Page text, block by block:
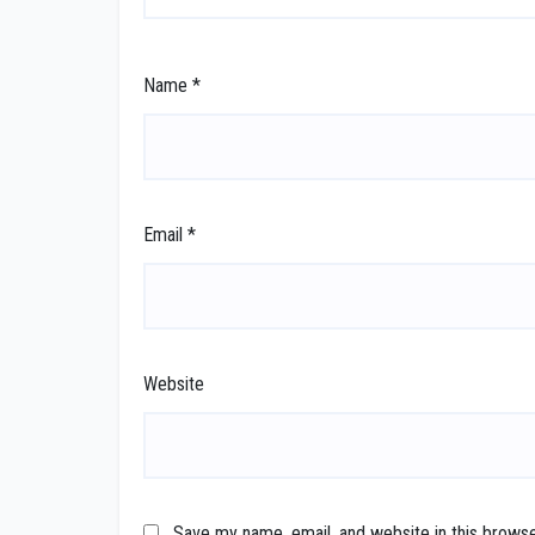
Name *
Email *
Website